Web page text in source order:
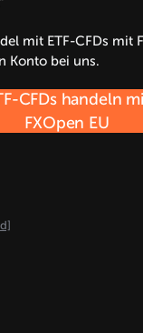
mit ETF-CFDs mit
Konto bei uns.
CFDs handeln
FXOpen EU